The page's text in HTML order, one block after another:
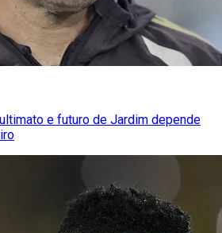
e futuro de Jardim depende